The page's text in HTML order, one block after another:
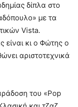
δίπλα στο
με τα
Vista.
είναι κι ο Φώτης ο
αριστοτεχνικά
του «Pop